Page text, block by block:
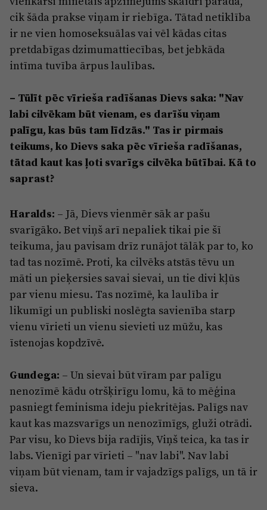
cik šāda prakse viņam ir riebīga. Tātad netiklība
ir ne vien homoseksuālas vai vēl kādas citas
pretdabīgas dzimumattiecības, bet jebkāda
intīma tuvība ārpus laulības.
– Tūlīt pēc vīrieša radīšanas Dievs saka: "Nav
labi cilvēkam būt vienam, es darīšu viņam
palīgu, kas būs tam līdzās." Tas ir pirmais
teikums, ko Dievs saka pēc vīrieša radīšanas,
tātad kaut kas ļoti svarīgs cilvēka būtībai. Kā to
saprast?
Haralds: – Jā, Dievs vienmēr sāk ar pašu
svarīgāko. Bet viņš arī nepaliek tikai pie šī
teikuma, jau pavisam drīz runājot tālāk par to, ko
tad tas nozīmē. Proti, ka cilvēks atstās tēvu un
māti un pieķersies savai sievai, un tie divi kļūs
par vienu miesu. Tas nozīmē, ka laulība ir
likumīgi un publiski noslēgta savienība starp
vienu vīrieti un vienu sievieti uz mūžu, kas
īstenojas kopdzīvē.
Gundega: – Un sievai būt vīram par palīgu
nenozīmē kādu otršķirīgu lomu, kā to mēģina
pasniegt feminisma ideju piekritējas. Palīgs nav
kaut kas mazsvarīgs un nenozīmīgs, gluži otrādi.
Par visu, ko Dievs bija radījis, Viņš teica, ka tas ir
labs. Vienīgi par vīrieti – "nav labi". Nav labi
viņam būt vienam, tam ir vajadzīgs palīgs, un tā ir
sieva.